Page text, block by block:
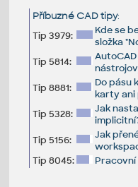
Příbuzné CAD tipy:
Tip 3979:
Kde se
složka
Tip 5814:
Tip 8881:
Do pásu
karty ani
Tip 5328:
Jak
Tip 5156:
Jak
Tip 8045:
Pracovní